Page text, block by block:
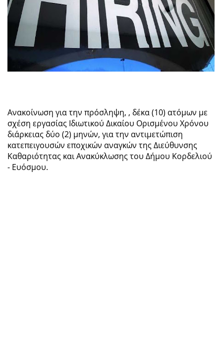
Ανακοίνωση για την πρόσληψη, , δέκα (10) ατόμων µε
σχέση εργασίας Ιδιωτικού Δικαίου Ορισμένου Χρόνου
διάρκειας δύο (2) μηνών, για την αντιμετώπιση
κατεπειγουσών εποχικών αναγκών της Διεύθυνσης
Καθαριότητας και Ανακύκλωσης του Δήμου Κορδελιού
- Ευόσμου.